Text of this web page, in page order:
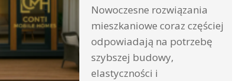
Nowoczesne rozwiązania
mieszkaniowe coraz częściej
odpowiadają na potrzebę
szybszej budowy,
elastyczności i